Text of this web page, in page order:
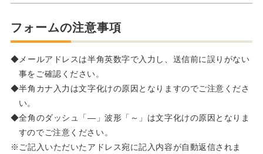
フォームの注意事項
メールアドレスは半角英数字で入力し、送信前に誤りがない
事をご確認ください。
半角カナ入力は文字化けの原因となりますのでご注意くださ
い。
全角のダッシュ「―」波形「～」は文字化けの原因となりま
すのでご注意ください。
ご記入いただいたアドレス宛に記入内容が自動返信されま